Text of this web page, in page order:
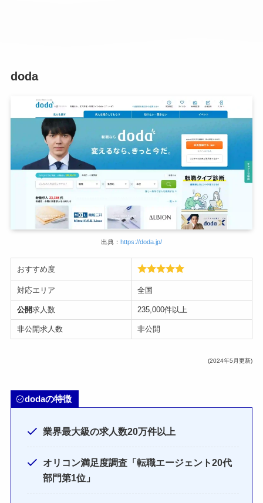
doda
出典： https://doda.jp/
おすすめ度
対応エリア 全国
公開求人数 235,000件以上
非公開求人数 非公開
(2024年5月更新)
dodaの特徴
業界最大級の求人数20万件以上
オリコン満足度調査「転職エージェント20代
部門第1位」